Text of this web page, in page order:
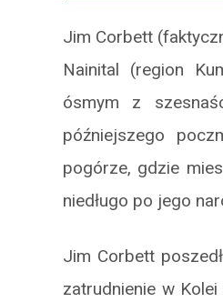
Jim Corbett
Nainital (region
ósmym z
późniejszego
pogórze, gdzie
niedługo po jego
Jim Corbett
zatrudnienie w